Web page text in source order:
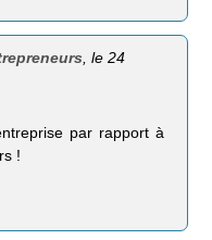
, le 24
par rapport à
!